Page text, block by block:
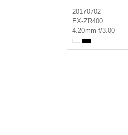
20170702
EX-ZR400
4.20mm f/3.00